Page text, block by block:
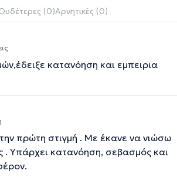
(0)Αρνητικές (0)
κατανόηση και εμπειρια
πρώτη στιγμή . Με έκανε να νιώσω
. Υπάρχει κατανόηση, σεβασμός και